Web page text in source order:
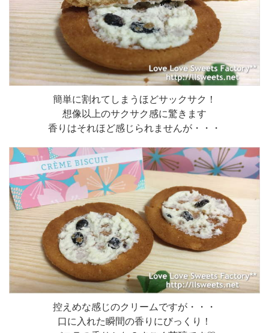
簡単に割れてしまうほどサックサク！
想像以上のサクサク感に驚きます
香りはそれほど感じられませんが・・・
控えめな感じのクリームですが・・・
口に入れた瞬間の香りにびっくり！